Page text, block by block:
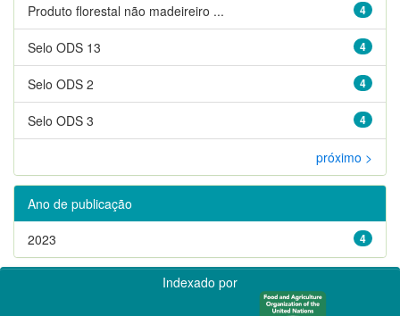
4
Produto florestal não madeireiro ...
4
Selo ODS 13
4
Selo ODS 2
4
Selo ODS 3
próximo >
Ano de publicação
4
2023
Indexado por